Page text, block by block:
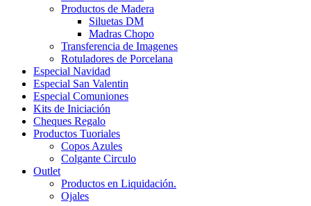
Productos de Madera
Siluetas DM
Madras Chopo
Transferencia de Imagenes
Rotuladores de Porcelana
Especial Navidad
Especial San Valentin
Especial Comuniones
Kits de Iniciación
Cheques Regalo
Productos Tuoriales
Copos Azules
Colgante Circulo
Outlet
Productos en Liquidación.
Ojales